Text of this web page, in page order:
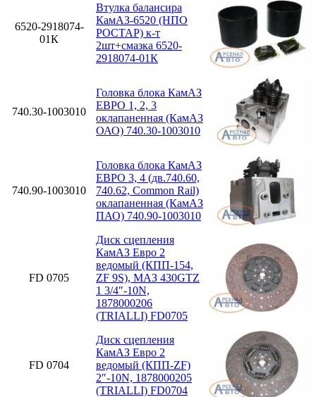
6520-2918074-
01К
Втулка балансира
КамАЗ-6520 (НПО
РОСТАР) к-т
2шт+смазка 6520-
2918074-01К
740.30-1003010
Головка блока КамАЗ
ЕВРО 1, 2, 3
оклапаненная (КамАЗ
ОАО) 740.30-1003010
740.90-1003010
Головка блока КамАЗ
ЕВРО 3, 4 (дв.740.60,
740.62, Common Rail)
оклапаненная (КамАЗ
ПАО) 740.90-1003010
FD 0705
Диск сцепления
КамАЗ Евро 2
ведомый (КПП-154,
ZF 9S), МАЗ 430GTZ
1 3/4″-10N,
1878000206
(TRIALLI) FD0705
FD 0704
Диск сцепления
КамАЗ Евро 2
ведомый (КПП-ZF)
2″-10N, 1878000205
(TRIALLI) FD0704